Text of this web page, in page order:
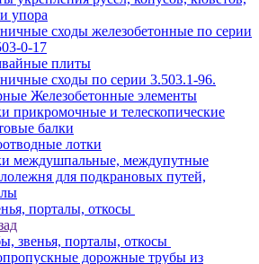
упора
сходы железобетонные по серии
0-17
плиты
сходы по серии 3.503.1-96.
Железобетонные элементы
прикромочные и телескопические
балки
лотки
междушпальные, междупутные
для подкрановых путей,
порталы, откосы
звенья, порталы, откосы
дорожные трубы из